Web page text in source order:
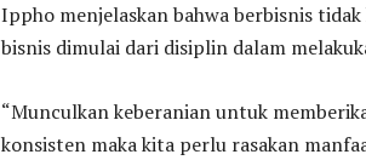
Ippho menjelaskan bahwa berbisnis
bisnis dimulai dari disiplin dalam
“Munculkan keberanian untuk
konsisten maka kita perlu rasakan